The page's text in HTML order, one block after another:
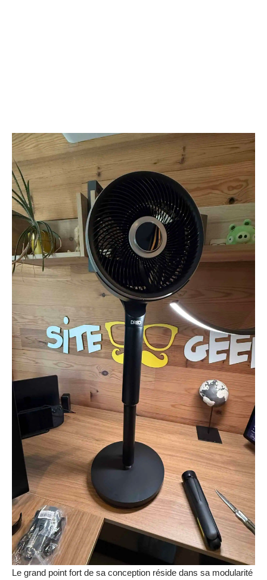
Le grand point fort de sa conception réside dans sa modularité